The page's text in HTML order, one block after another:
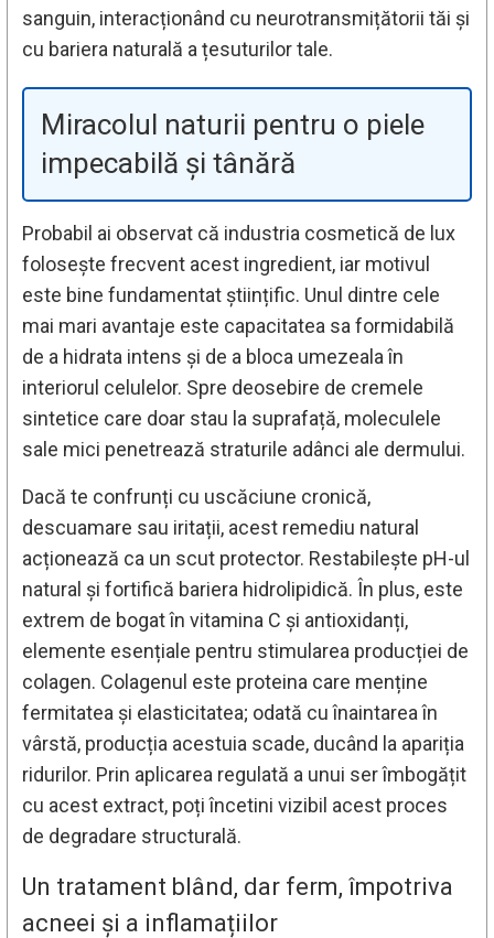
sanguin, interacționând cu neurotransmițătorii tăi și
cu bariera naturală a țesuturilor tale.
Miracolul naturii pentru o piele
impecabilă și tânără
Probabil ai observat că industria cosmetică de lux
folosește frecvent acest ingredient, iar motivul
este bine fundamentat științific. Unul dintre cele
mai mari avantaje este capacitatea sa formidabilă
de a hidrata intens și de a bloca umezeala în
interiorul celulelor. Spre deosebire de cremele
sintetice care doar stau la suprafață, moleculele
sale mici penetrează straturile adânci ale dermului.
Dacă te confrunți cu uscăciune cronică,
descuamare sau iritații, acest remediu natural
acționează ca un scut protector. Restabilește pH-ul
natural și fortifică bariera hidrolipidică. În plus, este
extrem de bogat în vitamina C și antioxidanți,
elemente esențiale pentru stimularea producției de
colagen. Colagenul este proteina care menține
fermitatea și elasticitatea; odată cu înaintarea în
vârstă, producția acestuia scade, ducând la apariția
ridurilor. Prin aplicarea regulată a unui ser îmbogățit
cu acest extract, poți încetini vizibil acest proces
de degradare structurală.
Un tratament blând, dar ferm, împotriva
acneei și a inflamațiilor